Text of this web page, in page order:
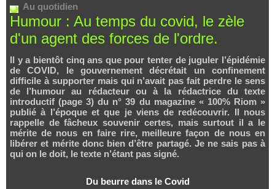
Au quotidien
Humour : Au temps du covid, le zèle
d'un agent des forces de l'ordre.
Il y a bientôt cinq ans que pour tenter de juguler l’épidémie
de COVID, le gouvernement décrétait un confinement
difficile à supporter mais qui n’avait pas fait perdre le sens
de l’humour au rédacteur ou à la rédactrice du texte
introductif (page 3) du n° 39 du magazine « 100% Riom »
publié à l’époque et que je viens de redécouvrir. Il nous
rappelle de fâcheux souvenir certes, mais surtout il a le
mérite de nous en faire rire, meilleure façon de nous en
libérer et mérite donc bien d’être partagé. Je ne sais pas à
qui on le doit, le texte n’étant pas signé.
Du beurre dans le Covid